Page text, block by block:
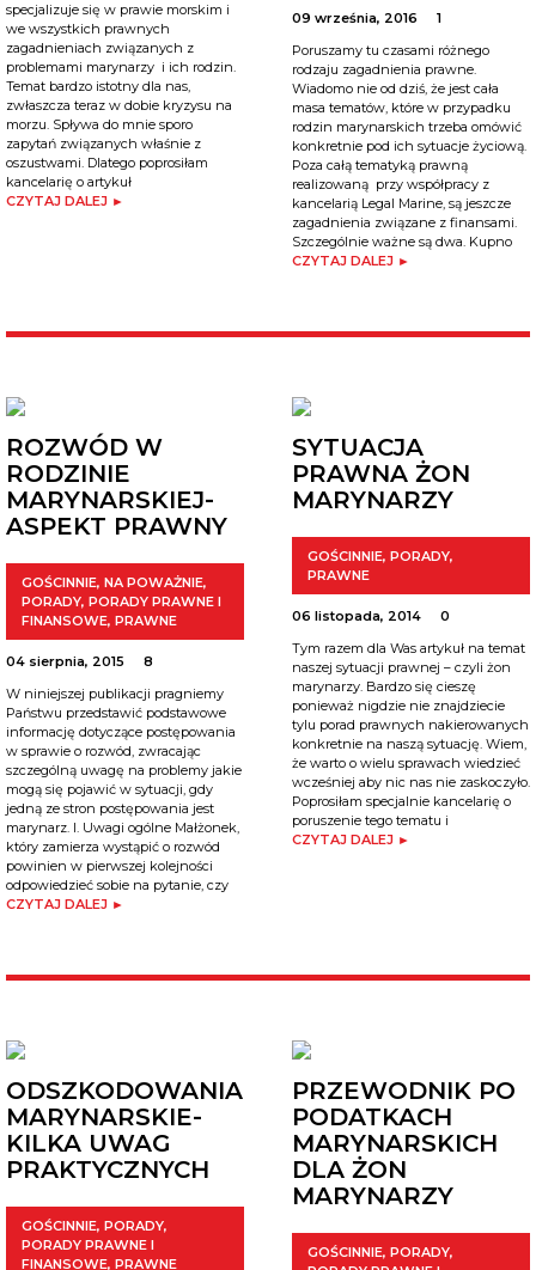
specjalizuje się w prawie morskim i
we wszystkich prawnych
zagadnieniach związanych z
problemami marynarzy i ich rodzin.
Temat bardzo istotny dla nas,
zwłaszcza teraz w dobie kryzysu na
morzu. Spływa do mnie sporo
zapytań związanych właśnie z
oszustwami. Dlatego poprosiłam
kancelarię o artykuł
CZYTAJ DALEJ ►
09 września, 2016
1
Poruszamy tu czasami różnego
rodzaju zagadnienia prawne.
Wiadomo nie od dziś, że jest cała
masa tematów, które w przypadku
rodzin marynarskich trzeba omówić
konkretnie pod ich sytuacje życiową.
Poza całą tematyką prawną
realizowaną przy współpracy z
kancelarią Legal Marine, są jeszcze
zagadnienia związane z finansami.
Szczególnie ważne są dwa. Kupno
CZYTAJ DALEJ ►
ROZWÓD W
RODZINIE
MARYNARSKIEJ-
ASPEKT PRAWNY
GOŚCINNIE, NA POWAŻNIE,
PORADY, PORADY PRAWNE I
FINANSOWE, PRAWNE
04 sierpnia, 2015
8
W niniejszej publikacji pragniemy
Państwu przedstawić podstawowe
informację dotyczące postępowania
w sprawie o rozwód, zwracając
szczególną uwagę na problemy jakie
mogą się pojawić w sytuacji, gdy
jedną ze stron postępowania jest
marynarz. I. Uwagi ogólne Małżonek,
który zamierza wystąpić o rozwód
powinien w pierwszej kolejności
odpowiedzieć sobie na pytanie, czy
CZYTAJ DALEJ ►
SYTUACJA
PRAWNA ŻON
MARYNARZY
GOŚCINNIE, PORADY,
PRAWNE
06 listopada, 2014
0
Tym razem dla Was artykuł na temat
naszej sytuacji prawnej – czyli żon
marynarzy. Bardzo się cieszę
ponieważ nigdzie nie znajdziecie
tylu porad prawnych nakierowanych
konkretnie na naszą sytuację. Wiem,
że warto o wielu sprawach wiedzieć
wcześniej aby nic nas nie zaskoczyło.
Poprosiłam specjalnie kancelarię o
poruszenie tego tematu i
CZYTAJ DALEJ ►
ODSZKODOWANIA
MARYNARSKIE-
KILKA UWAG
PRAKTYCZNYCH
GOŚCINNIE, PORADY,
PORADY PRAWNE I
FINANSOWE, PRAWNE
PRZEWODNIK PO
PODATKACH
MARYNARSKICH
DLA ŻON
MARYNARZY
GOŚCINNIE, PORADY,